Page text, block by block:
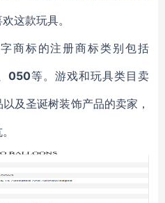
这款玩具。
商标的注册商标类别包括
050等。游戏和玩具类目卖
及圣诞树装饰产品的卖家，